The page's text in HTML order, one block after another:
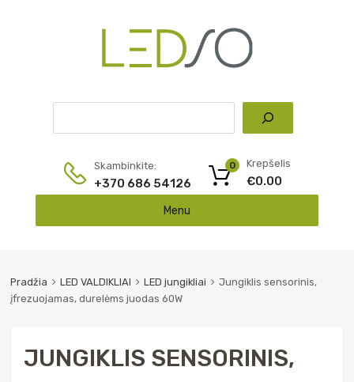
Skambinkite:
+370 686 54126
Krepšelis
€0.00
0
Menu
Pradžia LED VALDIKLIAI LED jungikliai
Jungiklis sensorinis,
įfrezuojamas, durelėms juodas 60W
JUNGIKLIS SENSORINIS,